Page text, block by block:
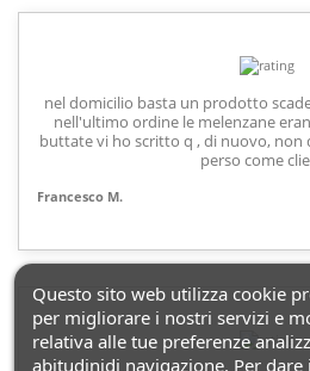
nel domicilio basta un prodotto
nell'ultimo ordine le melenzane
buttate vi ho scritto q , di nuovo, non
perso come
Francesco M.
Questo sito web utilizza cookie
per migliorare i nostri servizi e
relativa alle tue preferenze
abitudinidi navigazione. Per dare